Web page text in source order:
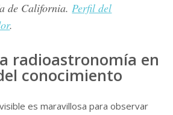
de California.Perfil del
.
radioastronomía en
conocimiento
es maravillosa para observar